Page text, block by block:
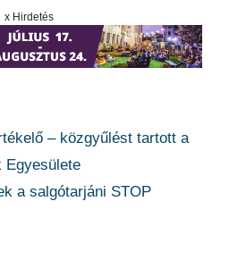
x Hirdetés
– közgyűlést tartott a
Egyesülete
a salgótarjáni STOP